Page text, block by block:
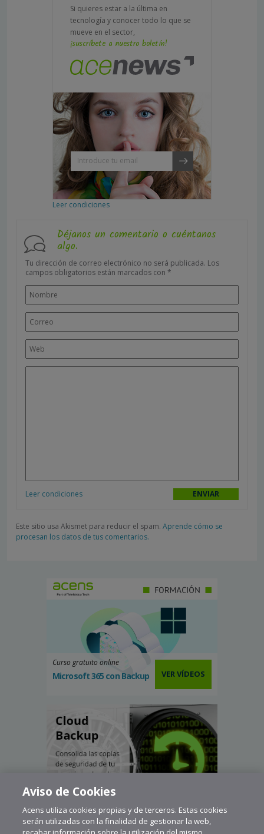
Si quieres estar a la última en
tecnología y conocer todo lo que se
mueve en el sector,
¡suscríbete a nuestro boletín!
Leer condiciones
Déjanos un comentario o cuéntanos
algo.
Tu dirección de correo electrónico no será publicada. Los
campos obligatorios están marcados con *
Leer condiciones
Este sitio usa Akismet para reducir el spam. Aprende cómo se
procesan los datos de tus comentarios.
Curso gratuito online
Microsoft 365 con Backup VER VÍDEOS
Aviso de Cookies
Acens utiliza cookies propias y de terceros. Estas cookies
serán utilizadas con la finalidad de gestionar la web,